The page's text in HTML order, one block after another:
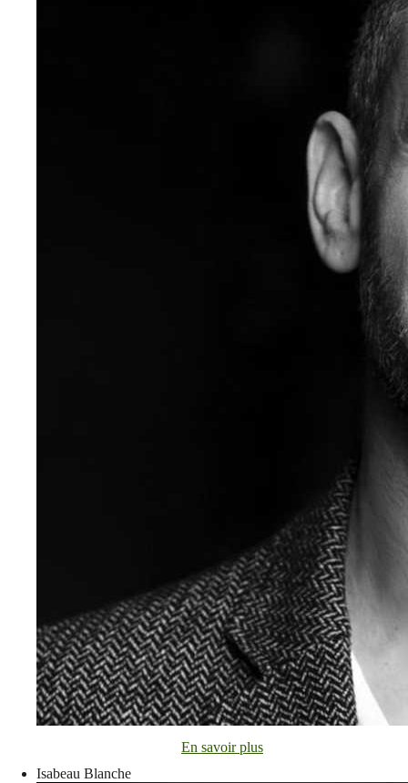
En savoir plus
Isabeau Blanche